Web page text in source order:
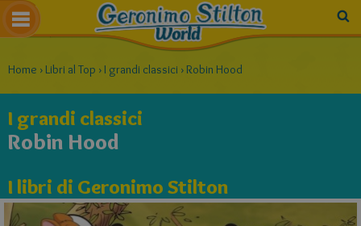
Home › Libri al Top › I grandi classici ›Robin Hood
I grandi classici
Robin Hood
I libri di Geronimo Stilton